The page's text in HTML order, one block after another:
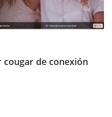
de conexión